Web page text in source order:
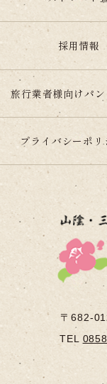
採用情報
旅行業者様向けパン
プライバシーポリ
〒682-
TEL